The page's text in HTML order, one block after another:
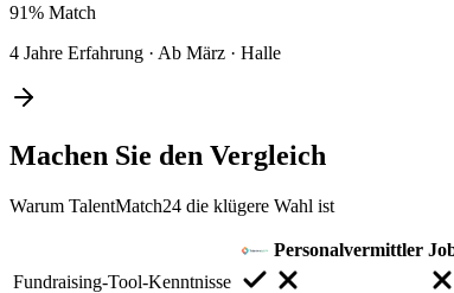
91% Match
4 Jahre Erfahrung · Ab März · Halle
Machen Sie den Vergleich
Warum TalentMatch24 die klügere Wahl ist
Personalvermittler
Fundraising-Tool-Kenntnisse